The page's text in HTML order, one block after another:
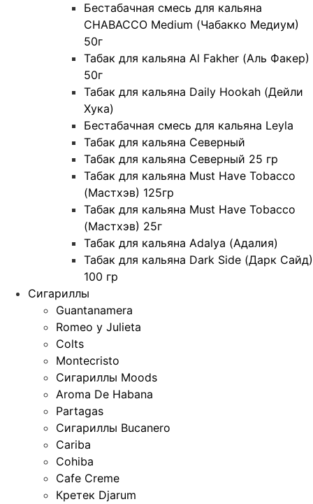
Бестабачная смесь для кальяна
CHABACCO Medium (Чабакко Медиум)
50г
Табак для кальяна Al Fakher (Аль Факер)
50г
Табак для кальяна Daily Hookah (Дейли
Хука)
Бестабачная смесь для кальяна Leyla
Табак для кальяна Северный
Табак для кальяна Северный 25 гр
Табак для кальяна Must Have Tobacco
(Мастхэв) 125гр
Табак для кальяна Must Have Tobacco
(Мастхэв) 25г
Табак для кальяна Adalya (Адалия)
Табак для кальяна Dark Side (Дарк Сайд)
100 гр
Сигариллы
Guantanamera
Romeo y Julieta
Colts
Montecristo
Сигариллы Moods
Aroma De Habana
Partagas
Сигариллы Bucanero
Cariba
Cohiba
Cafe Creme
Кретек Djarum